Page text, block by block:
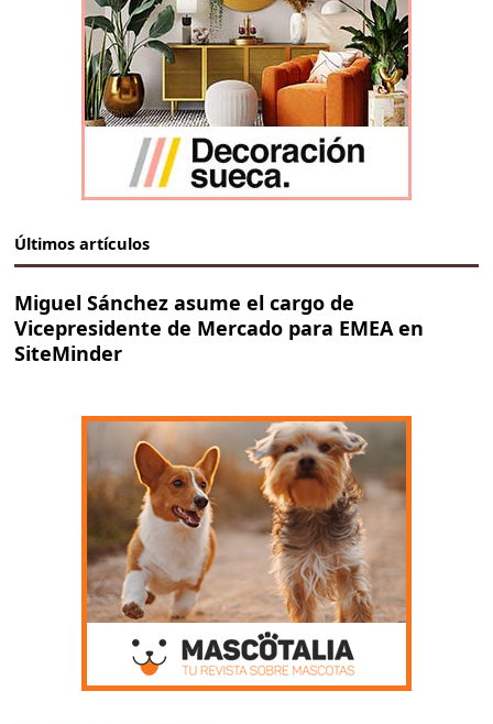
Últimos artículos
Miguel Sánchez asume el cargo de
Vicepresidente de Mercado para EMEA en
SiteMinder